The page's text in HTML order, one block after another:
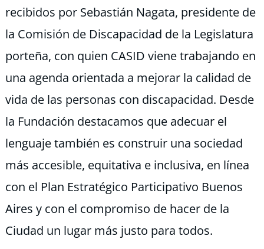
recibidos por Sebastián Nagata, presidente de
la Comisión de Discapacidad de la Legislatura
porteña, con quien CASID viene trabajando en
una agenda orientada a mejorar la calidad de
vida de las personas con discapacidad. Desde
la Fundación destacamos que adecuar el
lenguaje también es construir una sociedad
más accesible, equitativa e inclusiva, en línea
con el Plan Estratégico Participativo Buenos
Aires y con el compromiso de hacer de la
Ciudad un lugar más justo para todos.